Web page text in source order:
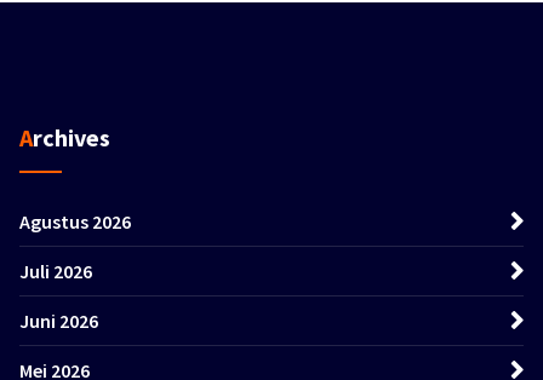
Archives
Agustus 2026
Juli 2026
Juni 2026
Mei 2026